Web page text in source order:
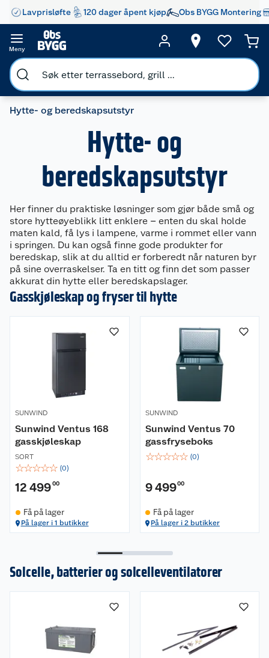
Lavprisløfte 120 dager åpent kjøp Obs BYGG Montering
Meny
Hytte- og beredskapsutstyr
Hytte- og
beredskapsutstyr
Her finner du praktiske løsninger som gjør både små og
store hytteøyeblikk litt enklere – enten du skal holde
maten kald, få lys i lampene, varme i rommet eller vann
i springen. Du kan også finne gode produkter for
beredskap, slik at du alltid er forberedt når naturen byr
på sine overraskelser. Ta en titt og finn det som passer
akkurat din hytte eller beredskapslager.
Gasskjøleskap og fryser til hytte
SUNWIND
Sunwind Ventus 168
gasskjøleskap
SORT
☆☆☆☆☆ (0)
12 49900
Få på lager
På lager i 1 butikker
SUNWIND
Sunwind Ventus 70
gassfryseboks
☆☆☆☆☆ (0)
9 49900
Få på lager
På lager i 2 butikker
Solcelle, batterier og solcelleventilatorer